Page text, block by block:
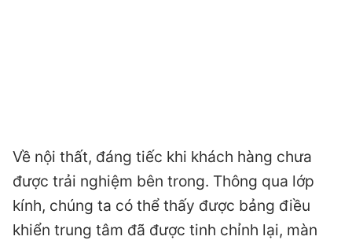
Về nội thất, đáng tiếc khi khách hàng chưa
được trải nghiệm bên trong. Thông qua lớp
kính, chúng ta có thể thấy được bảng điều
khiển trung tâm đã được tinh chỉnh lại, màn